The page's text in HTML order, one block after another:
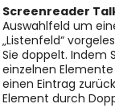
Screenreader
Auswahlfeld um
„Listenfeld“
Sie doppelt. Indem
einzelnen
einen Eintrag
Element durch